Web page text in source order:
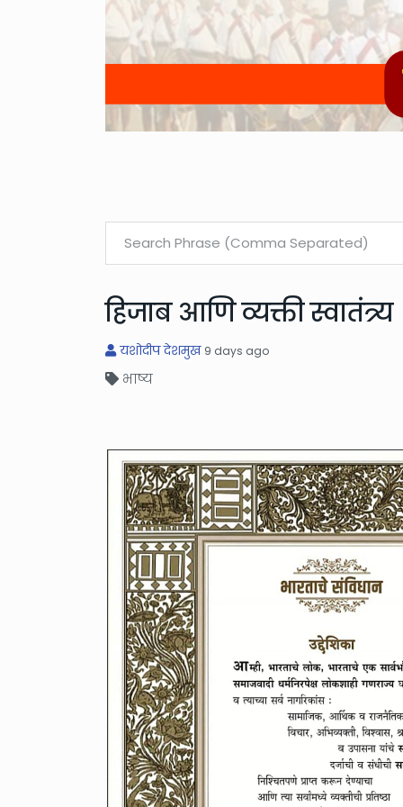
हिजाब आणि व्यक्ती स्वातंत्र्य
यशोदीप देशमुख 9 days ago
भाष्य